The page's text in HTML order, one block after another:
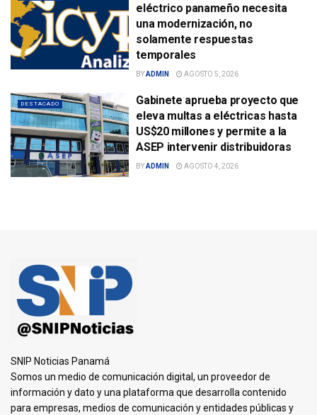
eléctrico panameño necesita
una modernización, no
solamente respuestas
temporales
BYADMIN AGOSTO 5, 2026
DESTACADO
Gabinete aprueba proyecto que
eleva multas a eléctricas hasta
US$20 millones y permite a la
ASEP intervenir distribuidoras
BYADMIN AGOSTO 4, 2026
SNIP Noticias Panamá
Somos un medio de comunicación digital, un proveedor de
información y dato y una plataforma que desarrolla contenido
para empresas, medios de comunicación y entidades públicas y